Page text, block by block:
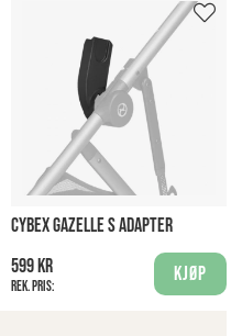
CYBEX GAZELLE S ADAPTER
599 kr
Rek. pris:
Kjøp